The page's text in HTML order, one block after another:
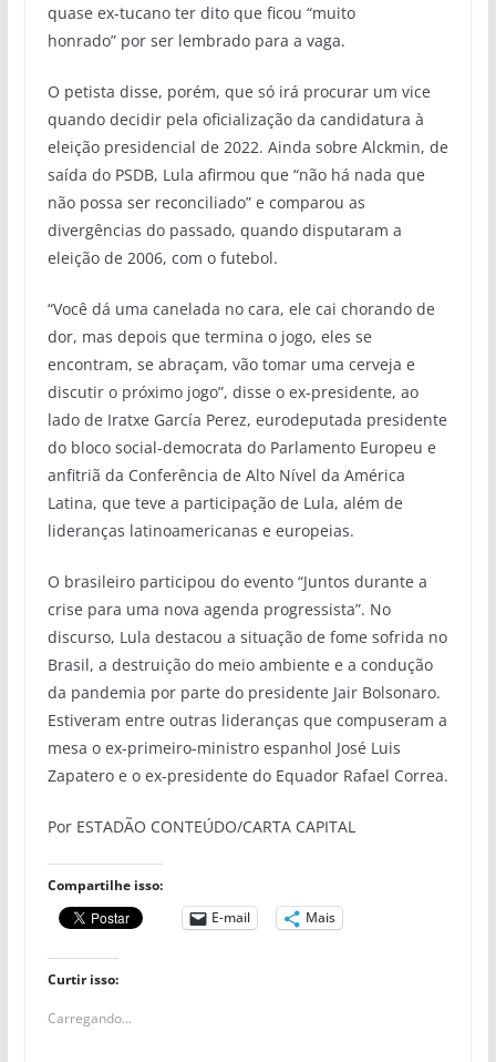
quase ex-tucano ter dito que ficou “muito
honrado” por ser lembrado para a vaga.
O petista disse, porém, que só irá procurar um vice
quando decidir pela oficialização da candidatura à
eleição presidencial de 2022. Ainda sobre Alckmin, de
saída do PSDB, Lula afirmou que “não há nada que
não possa ser reconciliado” e comparou as
divergências do passado, quando disputaram a
eleição de 2006, com o futebol.
“Você dá uma canelada no cara, ele cai chorando de
dor, mas depois que termina o jogo, eles se
encontram, se abraçam, vão tomar uma cerveja e
discutir o próximo jogo”, disse o ex-presidente, ao
lado de Iratxe García Perez, eurodeputada presidente
do bloco social-democrata do Parlamento Europeu e
anfitriã da Conferência de Alto Nível da América
Latina, que teve a participação de Lula, além de
lideranças latinoamericanas e europeias.
O brasileiro participou do evento “Juntos durante a
crise para uma nova agenda progressista”. No
discurso, Lula destacou a situação de fome sofrida no
Brasil, a destruição do meio ambiente e a condução
da pandemia por parte do presidente Jair Bolsonaro.
Estiveram entre outras lideranças que compuseram a
mesa o ex-primeiro-ministro espanhol José Luis
Zapatero e o ex-presidente do Equador Rafael Correa.
Por ESTADÃO CONTEÚDO/CARTA CAPITAL
Compartilhe isso:
E-mail
Mais
Curtir isso:
Carregando...